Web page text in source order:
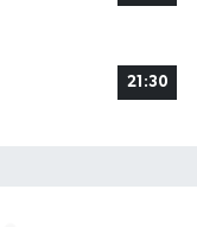
21:30